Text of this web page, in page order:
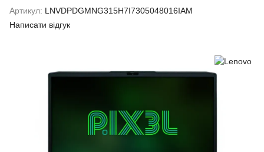
Артикул: LNVDPDGMNG315H7I7305048016IAM
Написати відгук